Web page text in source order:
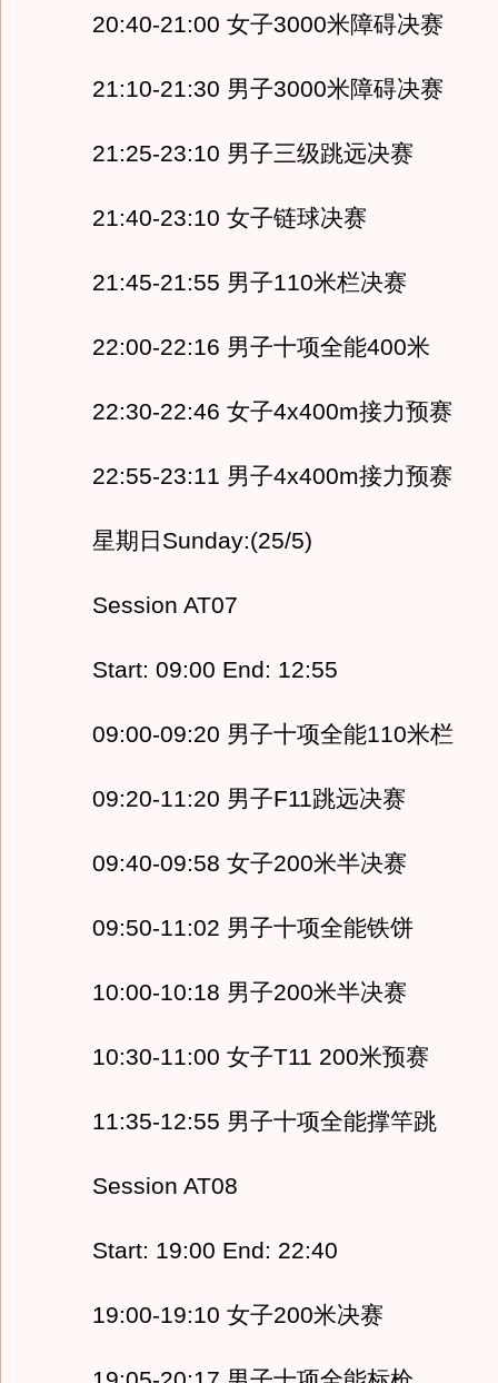
20:40-21:00 女子3000米障碍决赛
21:10-21:30 男子3000米障碍决赛
21:25-23:10 男子三级跳远决赛
21:40-23:10 女子链球决赛
21:45-21:55 男子110米栏决赛
22:00-22:16 男子十项全能400米
22:30-22:46 女子4x400m接力预赛
22:55-23:11 男子4x400m接力预赛
星期日Sunday:(25/5)
Session AT07
Start: 09:00 End: 12:55
09:00-09:20 男子十项全能110米栏
09:20-11:20 男子F11跳远决赛
09:40-09:58 女子200米半决赛
09:50-11:02 男子十项全能铁饼
10:00-10:18 男子200米半决赛
10:30-11:00 女子T11 200米预赛
11:35-12:55 男子十项全能撑竿跳
Session AT08
Start: 19:00 End: 22:40
19:00-19:10 女子200米决赛